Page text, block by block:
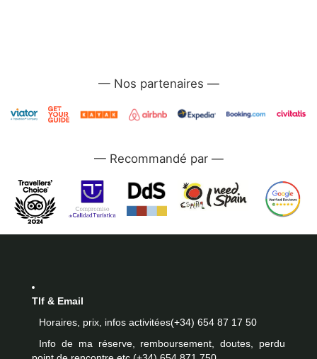
—
—
Tlf & Email
Horaires, prix, infos activitées(+34) 654 87 17 50
Info de ma réserve, remboursement, doutes, perdu